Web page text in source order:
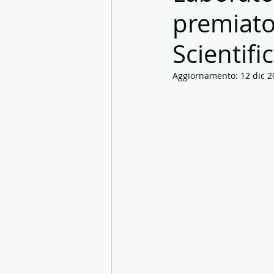
Diving Tremiti isole tremiti
Aggiornamento: 12 dic